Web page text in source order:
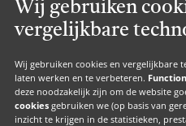
Wij gebruiken
vergelijkbare
Wij gebruiken cookies en vergelijkbare
laten werken en te verbeteren.
deze noodzakelijk zijn om de website
cookies gebruiken we (op basis van
inzicht te krijgen in de statistieken,
Valk
Valk
Valk
Valk
Valk